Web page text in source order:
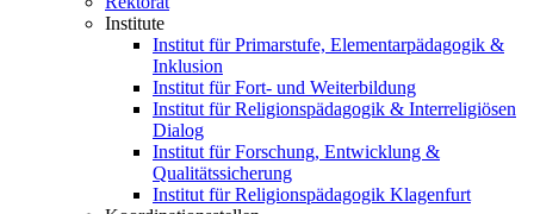
Institute
Institut für Primarstufe, Elementarpädagogik &
Inklusion
Institut für Fort- und Weiterbildung
Institut für Religionspädagogik & Interreligiösen
Dialog
Institut für Forschung, Entwicklung &
Qualitätssicherung
Institut für Religionspädagogik Klagenfurt